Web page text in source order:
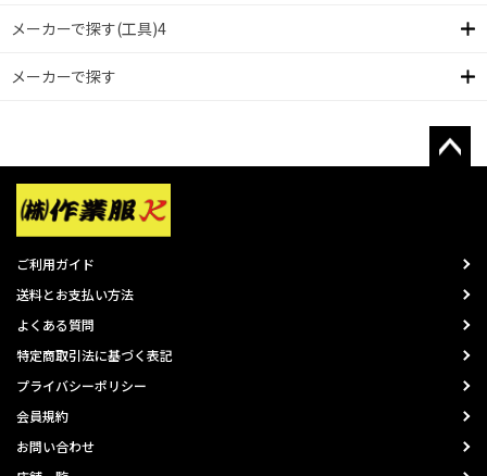
メーカーで探す(工具)4
メーカーで探す
ご利用ガイド
送料とお支払い方法
よくある質問
特定商取引法に基づく表記
プライバシーポリシー
会員規約
お問い合わせ